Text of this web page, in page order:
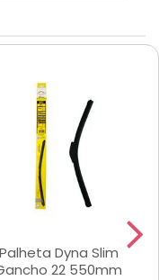
Palheta Dyna Slim
22 550mm